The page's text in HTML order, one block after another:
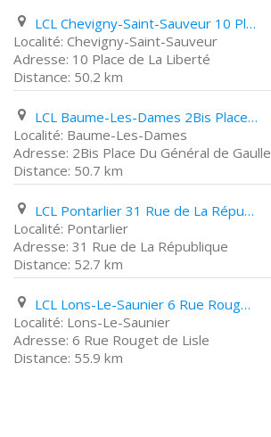
LCL Chevigny-Saint-Sauveur 10 Place de La Liberté
Chevigny-Saint-Sauveur
10 Place de La Liberté
50.2 km
LCL Baume-Les-Dames 2Bis Place Du Général de Gaulle
Baume-Les-Dames
2Bis Place Du Général de Gaulle
50.7 km
LCL Pontarlier 31 Rue de La République
Pontarlier
31 Rue de La République
52.7 km
LCL Lons-Le-Saunier 6 Rue Rouget de Lisle
Lons-Le-Saunier
6 Rue Rouget de Lisle
55.9 km